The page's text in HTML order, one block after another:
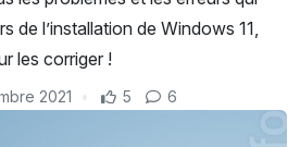
de l’installation de Windows 11,
les corriger !
2021 5 6